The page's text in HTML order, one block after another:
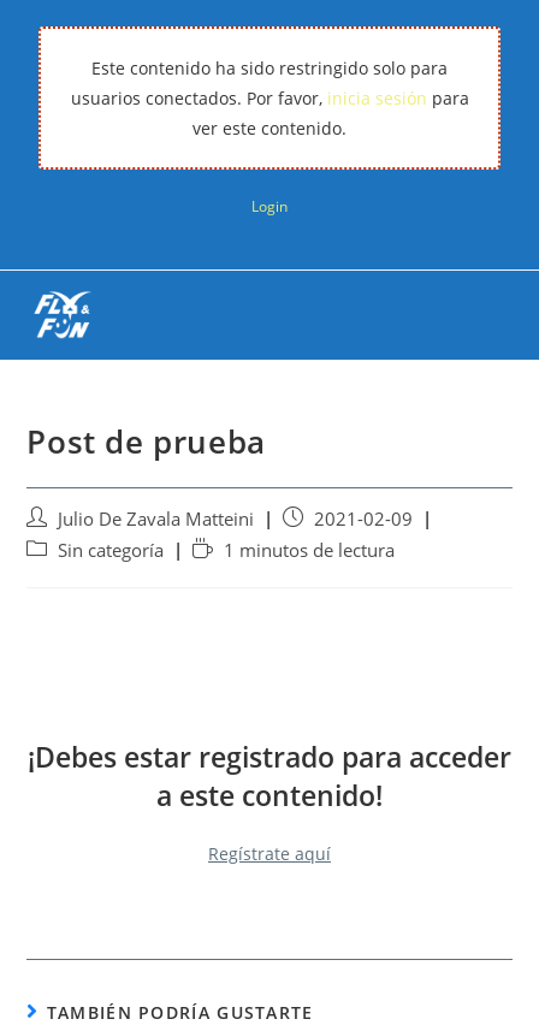
Este contenido ha sido restringido solo para
usuarios conectados. Por favor, inicia sesión para
ver este contenido.
Login
Post de prueba
Julio De Zavala Matteini
2021-02-09
Sin categoría
1 minutos de lectura
¡Debes estar registrado para acceder
a este contenido!
Regístrate aquí
TAMBIÉN PODRÍA GUSTARTE